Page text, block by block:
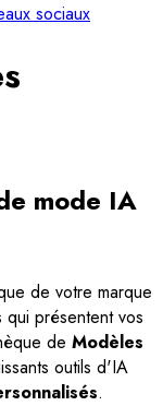
sociaux
mode IA
de votre marque
présentent vos
de Modèles
outils d'IA
.